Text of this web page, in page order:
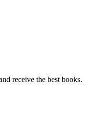
receive the best books.